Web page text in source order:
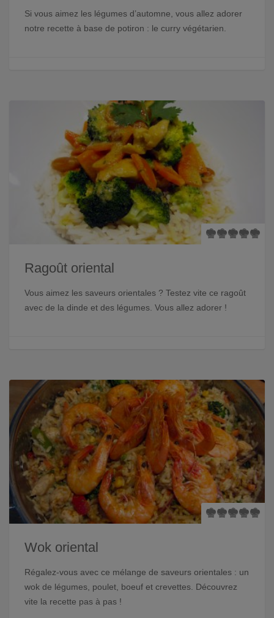
Si vous aimez les légumes d’automne, vous allez adorer
notre recette à base de potiron : le curry végétarien.
Ragoût oriental
Vous aimez les saveurs orientales ? Testez vite ce ragoût
avec de la dinde et des légumes. Vous allez adorer !
Wok oriental
Régalez-vous avec ce mélange de saveurs orientales : un
wok de légumes, poulet, boeuf et crevettes. Découvrez
vite la recette pas à pas !